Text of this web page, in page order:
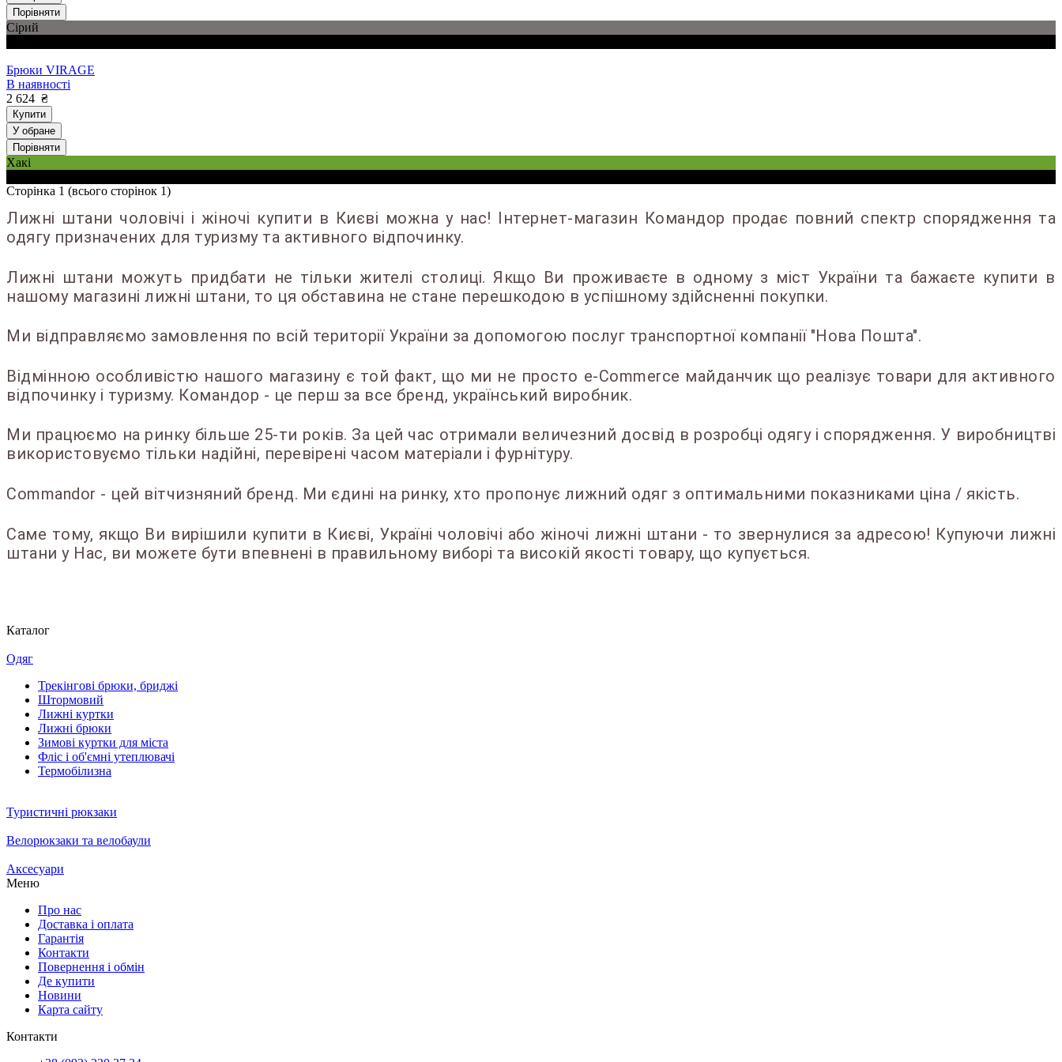
Порівняти
Сірий
Брюки VIRAGE
В наявності
2 624 ₴
Купити
У обране
Порівняти
Хакі
Сторінка 1 (всього сторінок 1)
Лижні штани чоловічі і жіночі купити в Києві можна у нас! Інтернет-магазин Командор продає повний спектр спорядження та
одягу призначених для туризму та активного відпочинку.
Лижні штани можуть придбати не тільки жителі столиці. Якщо Ви проживаєте в одному з міст України та бажаєте купити в
нашому магазині лижні штани, то ця обставина не стане перешкодою в успішному здійсненні покупки.
Ми відправляємо замовлення по всій території України за допомогою послуг транспортної компанії "Нова Пошта".
Відмінною особливістю нашого магазину є той факт, що ми не просто e-Commerce майданчик що реалізує товари для активного
відпочинку і туризму. Командор - це перш за все бренд, український виробник.
Ми працюємо на ринку більше 25-ти років. За цей час отримали величезний досвід в розробці одягу і спорядження. У виробництві
використовуємо тільки надійні, перевірені часом матеріали і фурнітуру.
Commandor - цей вітчизняний бренд. Ми єдині на ринку, хто пропонує лижний одяг з оптимальними показниками ціна / якість.
Саме тому, якщо Ви вирішили купити в Києві, Україні чоловічі або жіночі лижні штани - то звернулися за адресою! Купуючи лижні
штани у Нас, ви можете бути впевнені в правильному виборі та високій якості товару, що купується.
Каталог
Одяг
Трекінгові брюки, бриджі
Штормовий
Лижні куртки
Лижні брюки
Зимові куртки для міста
Фліс і об'ємні утеплювачі
Термобілизна
Туристичні рюкзаки
Велорюкзаки та велобаули
Аксесуари
Меню
Про нас
Доставка і оплата
Гарантія
Контакти
Повернення і обмін
Де купити
Новини
Карта сайту
Контакти